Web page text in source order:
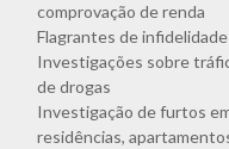
comprovação de renda
Flagrantes de infidelidade
Investigações sobre
de drogas
Investigação de furtos
residências,